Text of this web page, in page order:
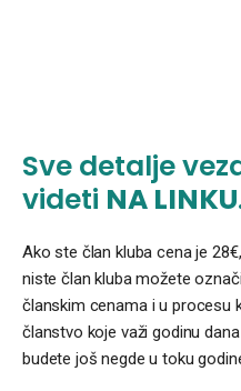
Sve detalje
videti NA LINKU
Ako ste član kluba cena je
niste član kluba možete
članskim cenama i u procesu
članstvo koje važi godinu
budete još negde u toku